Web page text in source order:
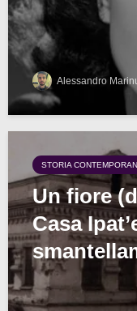
Alessandro
STORIA
Un fiore
Casa